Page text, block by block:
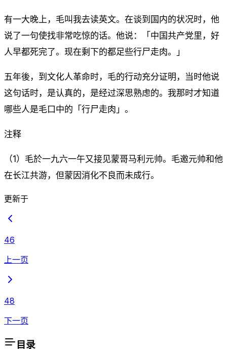
有一大晚上，毛叫我去读英文。在谈到国内的状况时，他
说了一句使找非常吃惊的话。他说：「中国共产党里，好
人早都死完了。现在剩下的都足些行尸走肉。」
五年後，到文化人革命时，毛的行动充分证明，当时他说
这句话时，是认真的，是经过深思熟虑的。我那时才知道
哪些人是毛口中的「行尸走肉」。
注释
（1）毛於一九六一午又接见蒙哥马利元帅。毛邀元帅和他
在长江共游，但蒙因消化不良而未成行。
更新于
46
上一页
48
下一页
目录